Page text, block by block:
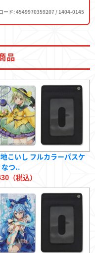
ード: 4549970359207 / 1404-0145
品
こいし フルカラーパスケ
なつ..
（税込）